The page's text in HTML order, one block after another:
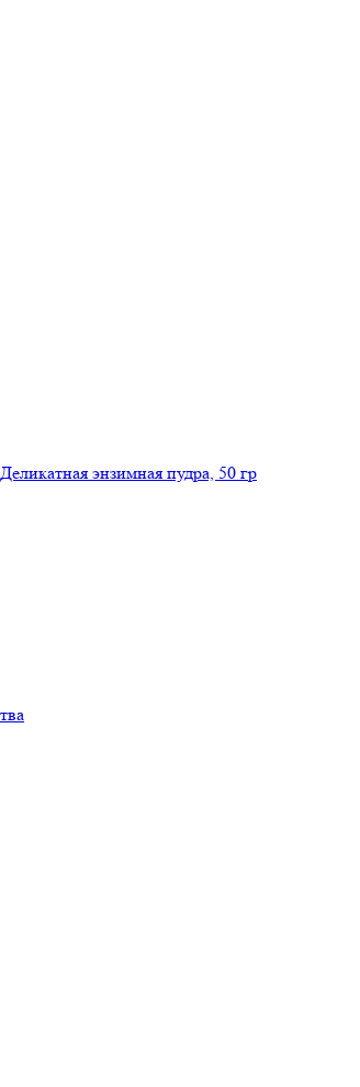
энзимная пудра, 50 гр